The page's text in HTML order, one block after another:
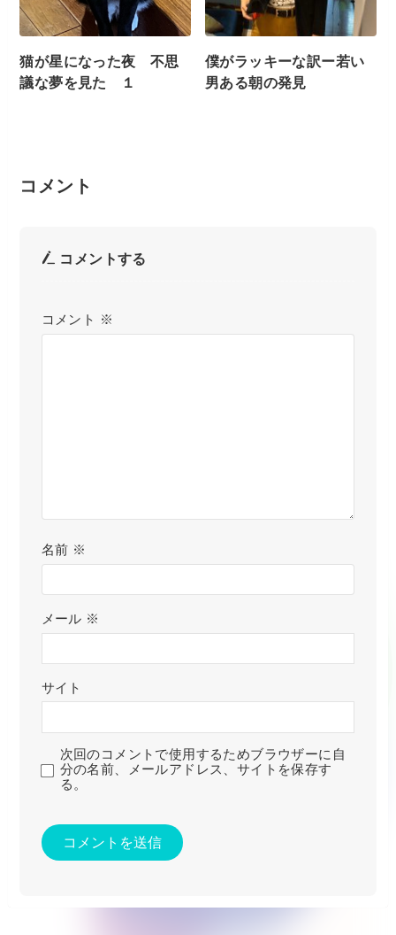
猫が星になった夜 不思
議な夢を見た １
僕がラッキーな訳ー若い
男ある朝の発見
コメント
コメントする
コメント ※
名前 ※
メール ※
サイト
次回のコメントで使用するためブラウザーに自
分の名前、メールアドレス、サイトを保存す
る。